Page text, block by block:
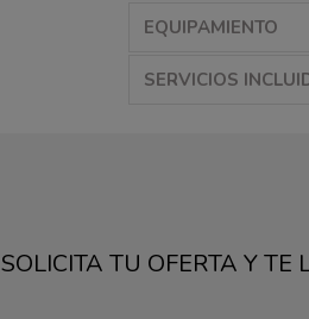
EQUIPAMIENTO
SERVICIOS
SOLICITA TU OFERTA Y